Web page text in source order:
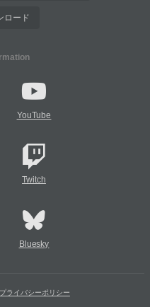
ロード
YouTube
Twitch
Bluesky
プライバシーポリシー